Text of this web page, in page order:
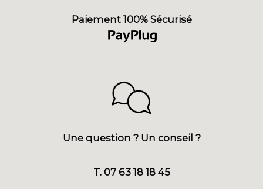
Paiement 100% Sécurisé
Une question ? Un conseil ?
T. 07 63 18 18 45